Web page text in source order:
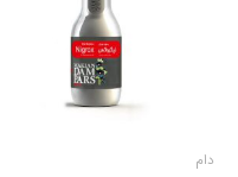
دام